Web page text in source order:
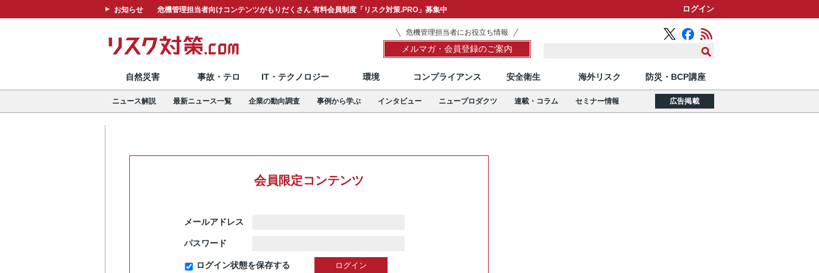
お知らせ 危機管理担当者向けコンテンツがもりだくさん 有料会員制度「リスク対策.PRO」募集中 ログイン
危機管理担当者にお役立ち情報
メルマガ・会員登録のご案内
自然災害 事故・テロ IT・テクノロジー 環境 コンプライアンス 安全衛生 海外リスク 防災・BCP講座
ニュース解説 最新ニュース一覧 企業の動向調査 事例から学ぶ インタビュー ニュープロダクツ 連載・コラム セミナー情報 広告掲載
会員限定コンテンツ
メールアドレス
パスワード
ログイン状態を保存する